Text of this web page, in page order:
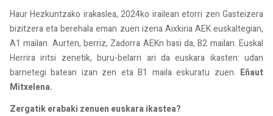
Haur Hezkuntzako irakaslea, 2024ko irailean etorri zen Gasteizera
bizitzera eta berehala eman zuen izena Aixkiria AEK euskaltegian,
A1 mailan. Aurten, berriz, Zadorra AEKn hasi da, B2 mailan. Euskal
Herrira iritsi zenetik, buru-belarri ari da euskara ikasten: udan
barnetegi batean izan zen eta B1 maila eskuratu zuen. Eñaut
Mitxelena.
Zergatik erabaki zenuen euskara ikastea?